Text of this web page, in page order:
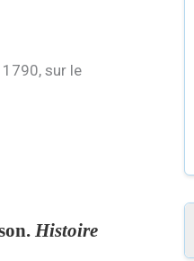
sur le
Histoire